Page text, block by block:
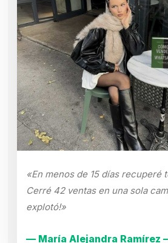
«En menos de 15 días recuperé
Cerré 42 ventas en una sola
explotó!»
— María Alejandra Ramírez